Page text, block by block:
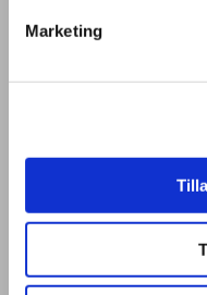
Marketing
Information
3. årgang besøger